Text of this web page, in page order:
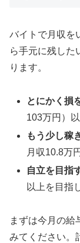
バイトで月収を
ら手元に残した
ります。
とにかく損
103万円）
もう少し稼
月収10.8万
自立を目指
以上を目指
まずは今月の給
みてください。